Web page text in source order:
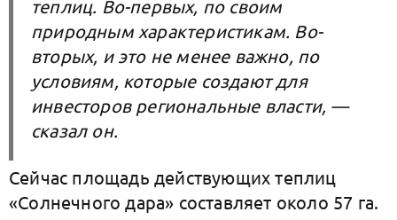
теплиц. Во-первых, по своим
природным характеристикам. Во-
вторых, и это не менее важно, по
условиям, которые создают для
инвесторов региональные власти, —
сказал он.
Сейчас площадь действующих теплиц
«Солнечного дара» составляет около 57 га.